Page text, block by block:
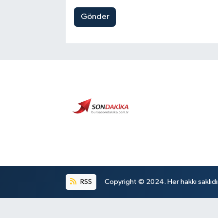
Gönder
RSS Copyright © 2024. Her hakkı